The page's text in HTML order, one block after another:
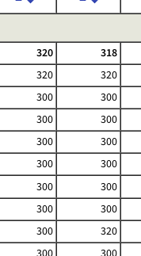
320
318
320
320
300
300
300
300
300
300
300
300
300
300
300
300
300
320